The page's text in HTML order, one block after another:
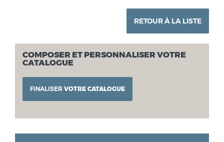
RETOUR À LA LISTE
COMPOSER ET PERSONNALISER VOTRE
CATALOGUE
FINALISER VOTRE CATALOGUE